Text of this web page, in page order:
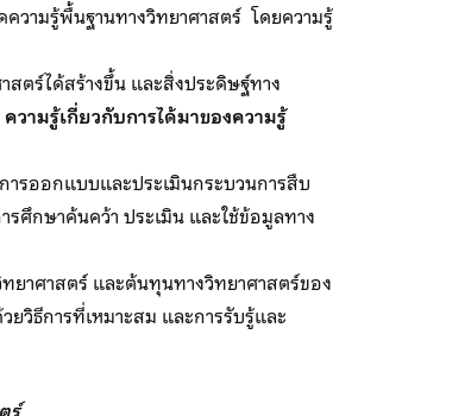
วามรู้พื้นฐานทางวิทยาศาสตร์ โดยความรู้
ตร์ได้สร้างขึ้น และสิ่งประดิษฐ์ทาง
ความรู้เกี่ยวกับการได้มาของความรู้
รออกแบบและประเมินกระบวนการสืบ
ศึกษาค้นคว้า ประเมิน และใช้ข้อมูลทาง
ยาศาสตร์ และต้นทุนทางวิทยาศาสตร์ของ
วิธีการที่เหมาะสม และการรับรู้และ